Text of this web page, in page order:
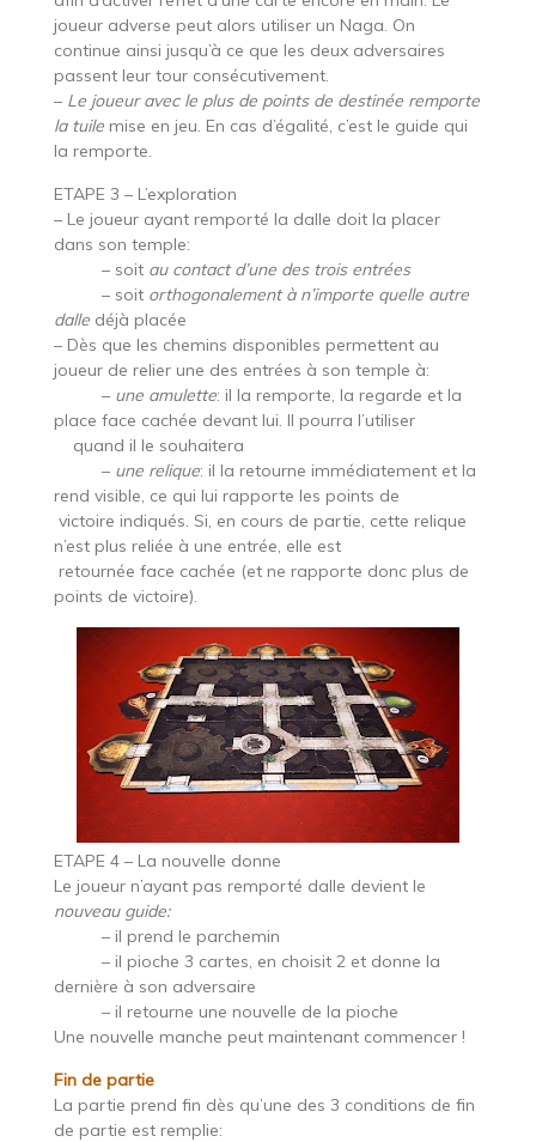
joueur adverse peut alors utiliser un Naga. On
continue ainsi jusqu’à ce que les deux adversaires
passent leur tour consécutivement.
– Le joueur avec le plus de points de destinée remporte
la tuilemise en jeu. En cas d’égalité, c’est le guide qui
la remporte.
ETAPE 3 – L’exploration
– Le joueur ayant remporté la dalle doit la placer
dans son temple:
– soit au contact d’une des trois entrées
– soit orthogonalement à n’importe quelle autre
dalledéjà placée
– Dès que les chemins disponibles permettent au
joueur de relier une des entrées à son temple à:
– une amulette: il la remporte, la regarde et la
place face cachée devant lui. Il pourra l’utiliser
quand il le souhaitera
– une relique: il la retourne immédiatement et la
rend visible, ce qui lui rapporte les points de
victoire indiqués. Si, en cours de partie, cette relique
n’est plus reliée à une entrée, elle est
retournée face cachée (et ne rapporte donc plus de
points de victoire).
ETAPE 4 – La nouvelle donne
Le joueur n’ayant pas remporté dalle devient le
nouveau guide:
– il prend le parchemin
– il pioche 3 cartes, en choisit 2 et donne la
dernière à son adversaire
– il retourne une nouvelle de la pioche
Une nouvelle manche peut maintenant commencer !
Fin de partie
La partie prend fin dès qu’une des 3 conditions de fin
de partie est remplie: